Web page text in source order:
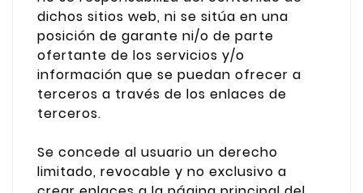
dichos sitios web, ni se sitúa en una
posición de garante ni/o de parte
ofertante de los servicios y/o
información que se puedan ofrecer a
terceros a través de los enlaces de
terceros.
Se concede al usuario un derecho
limitado, revocable y no exclusivo a